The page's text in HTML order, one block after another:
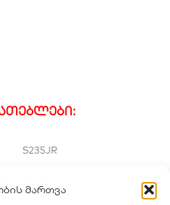
მართვა
S235JR
80-დან 300-მდე